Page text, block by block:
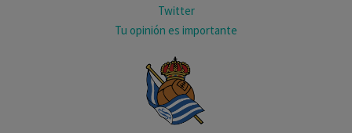
Twitter
Tu opinión es importante